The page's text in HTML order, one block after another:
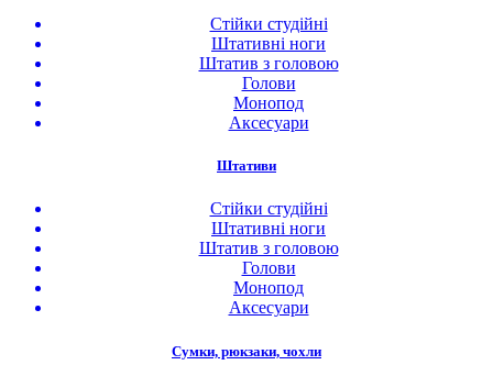
Стійки студійні
Штативні ноги
Штатив з головою
Голови
Монопод
Аксесуари
Штативи
Стійки студійні
Штативні ноги
Штатив з головою
Голови
Монопод
Аксесуари
Сумки, рюкзаки, чохли